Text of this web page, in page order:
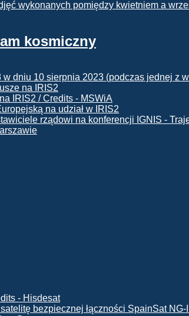
kosmiczny
na IRIS2
na udział w IRIS2
bezpiecznej łączności SpainSat NG-III